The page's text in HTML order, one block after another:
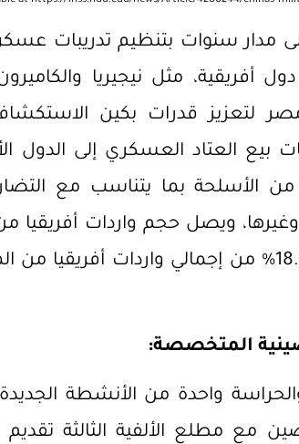
مدار سنوات بتنظيم تدريبات
أفريقية، مثل نيجيريا
لتعزيز قدرات بكين
بيع العتاد العسكري إلى الدول
من الأسلحة بما يتناسب مع
، ويصل حجم واردات أفريقيا
، وهو ما نسبته 18.2% من إجمالي واردات
المتخصصة:
واحدة من الأنشطة
مع مطلع الألفية الثالثة